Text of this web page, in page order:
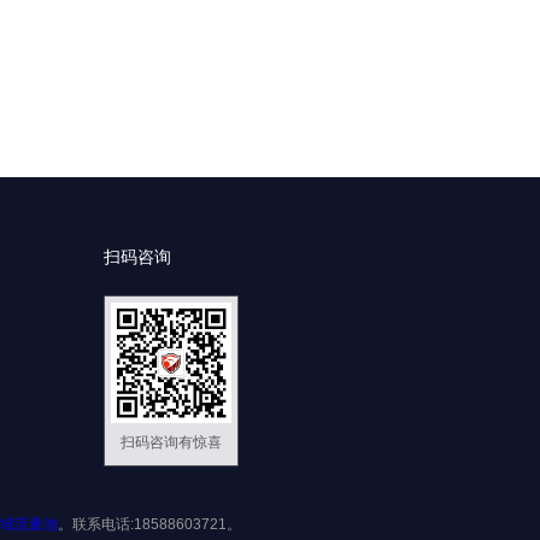
扫码咨询
扫码咨询有惊喜
流量池。联系电话:18588603721。